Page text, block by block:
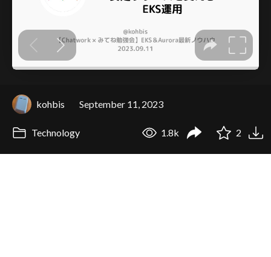
kohbis September 11, 2023
Technology 1.8k 2